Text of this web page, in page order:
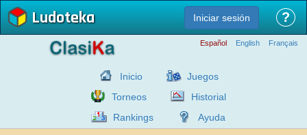
Ludoteka Iniciar sesión ?
Español English Français
Inicio
Juegos
Torneos
Historial
Rankings
Ayuda